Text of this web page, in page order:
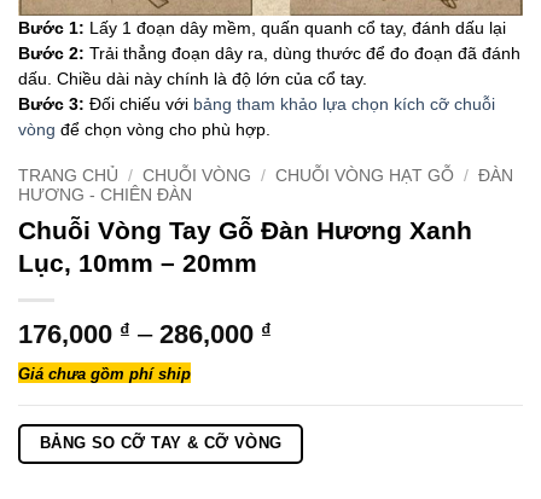
Bước 1: Lấy 1 đoạn dây mềm, quấn quanh cổ tay, đánh dấu lại
Bước 2: Trải thẳng đoạn dây ra, dùng thước để đo đoạn đã đánh
dấu. Chiều dài này chính là độ lớn của cổ tay.
Bước 3: Đối chiếu với bảng tham khảo lựa chọn kích cỡ chuỗi
vòng để chọn vòng cho phù hợp.
TRANG CHỦ / CHUỖI VÒNG / CHUỖI VÒNG HẠT GỖ / ĐÀN
HƯƠNG - CHIÊN ĐÀN
Chuỗi Vòng Tay Gỗ Đàn Hương Xanh
Lục, 10mm – 20mm
176,000 ₫ – 286,000 ₫
176,000 ₫
đến
286,000 ₫
Giá chưa gồm phí ship
BẢNG SO CỠ TAY & CỠ VÒNG